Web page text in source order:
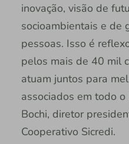
inovação, visão de
socioambientais e de
pessoas. Isso é
pelos mais de 40 mil
atuam juntos para
associados em todo o
Bochi, diretor
Cooperativo Sicredi.